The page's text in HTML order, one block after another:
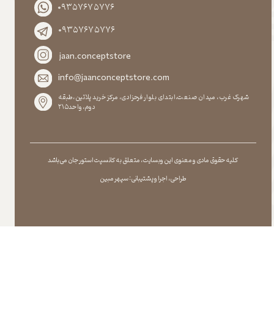
کلیه حقوق مادی و معنوی این وبسایت ، متعلق به کانسپت استور جان می باشد
طراحی ، اجرا و پشتیبانی : سپهر مبین
۰۹۳۵۷۶۷۵۷۷۶
۰۹۳۵۷۶۷۵۷۷۶
jaan.conceptstore
info@jaanconceptstore.com
شهرک غرب، میدان صنعت،ابتدای بلوار فرحزادی، مرکز خرید پلاتین،طبقه
دوم،واحد۲۱۵